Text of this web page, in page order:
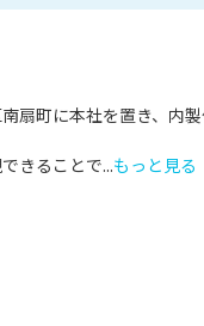
扇町に本社を置き、内
きることで...もっと見る